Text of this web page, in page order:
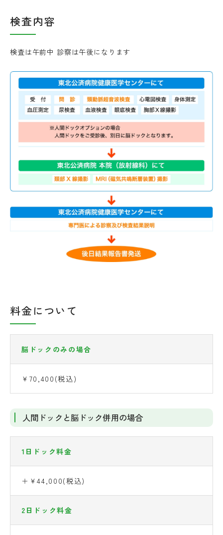
検査内容
検査は午前中 診察は午後になります
料金について
脳ドックのみの場合
￥70,400(税込)
人間ドックと脳ドック併用の場合
1日ドック料金
＋￥44,000(税込)
2日ドック料金